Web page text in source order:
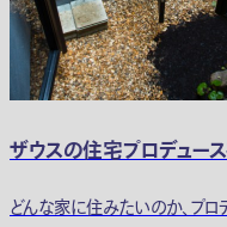
ザウスの住宅プロデュー
どんな家に住みたいのか、プ